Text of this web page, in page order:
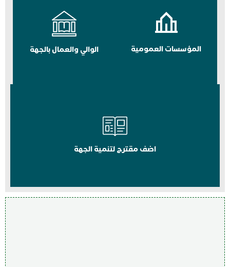
المؤسسات العمومية الوالي والعمال بالجهة
اضف مقترح لتنمية الجهة